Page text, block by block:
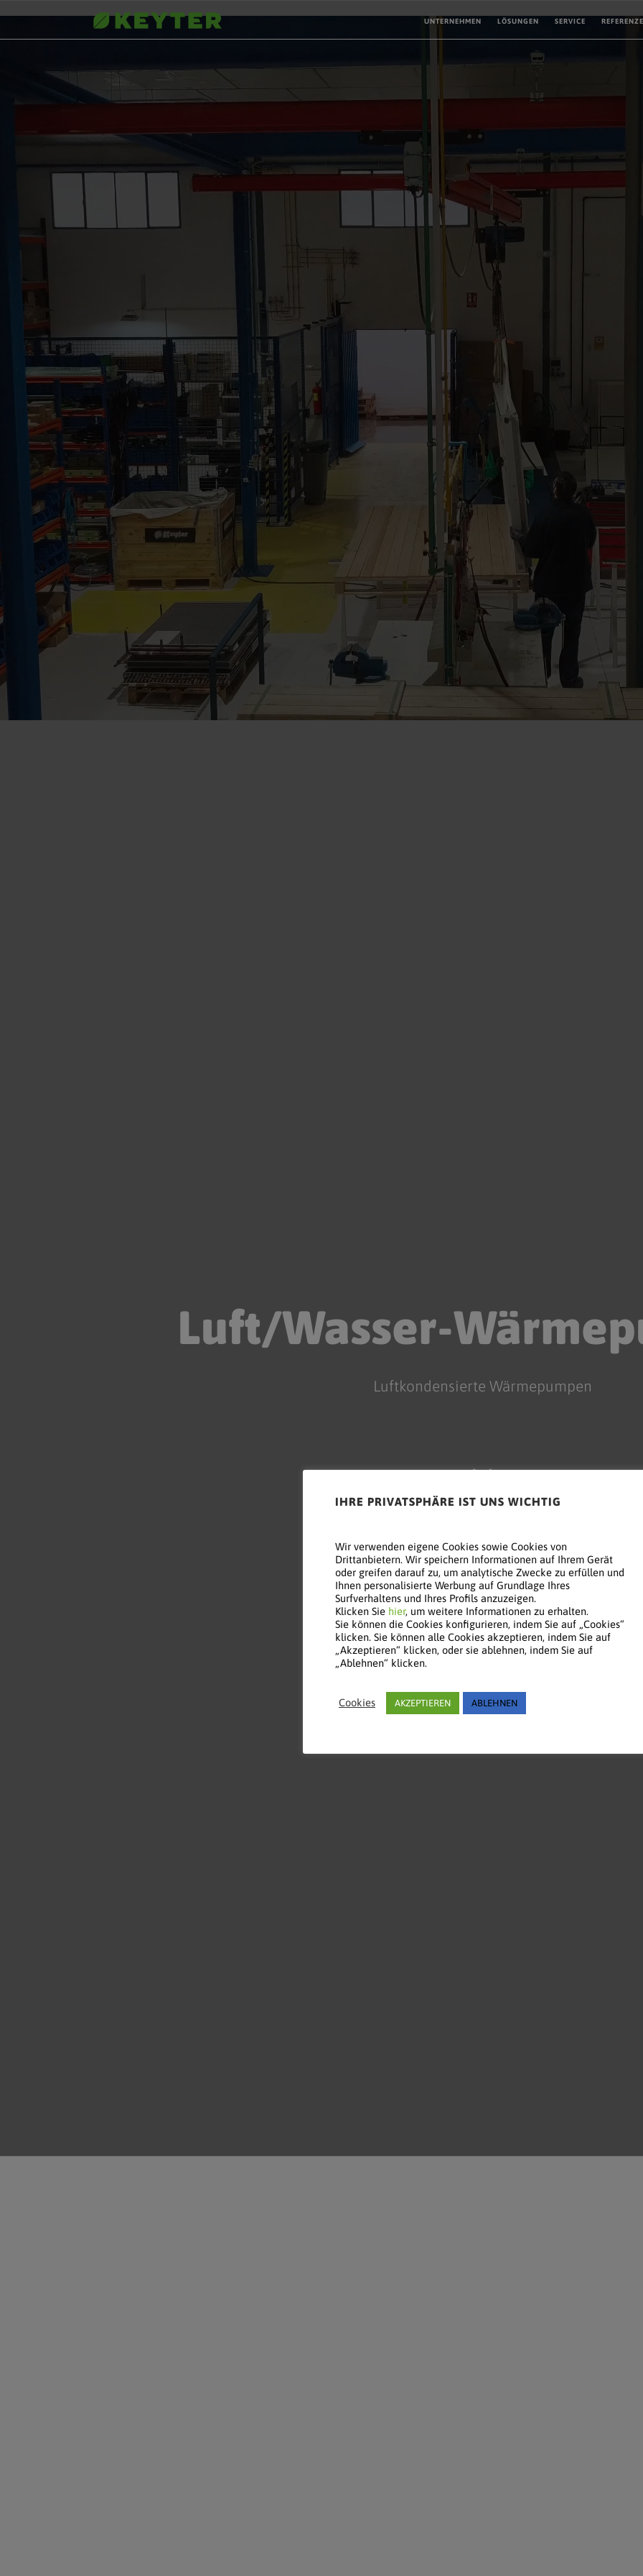
UNTERNEHMEN LÖSUNGEN SERVICE
Luft/Wasser-
Luftkondensierte Wärmepumpen
IHRE PRIVATSPHÄRE IST UNS WICHTIG
Wir verwenden eigene Cookies sowie Cookies von
Drittanbietern. Wir speichern Informationen auf Ihrem Gerät
oder greifen darauf zu, um analytische Zwecke zu erfüllen und
Ihnen personalisierte Werbung auf Grundlage Ihres
Surfverhaltens und Ihres Profils anzuzeigen.
Klicken Sie hier, um weitere Informationen zu erhalten.
Sie können die Cookies konfigurieren, indem Sie auf „Cookies“
klicken. Sie können alle Cookies akzeptieren, indem Sie auf
„Akzeptieren“ klicken, oder sie ablehnen, indem Sie auf
„Ablehnen“ klicken.
Cookies AKZEPTIEREN ABLEHNEN